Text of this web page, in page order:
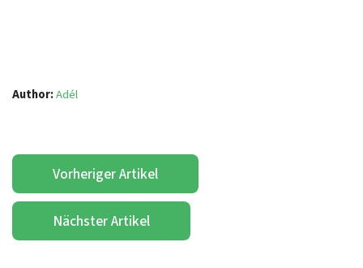
Author:Adél
Vorheriger Artikel
Nächster Artikel